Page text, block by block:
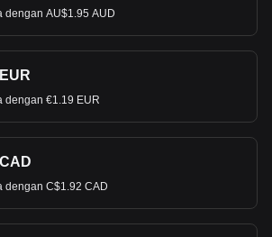
dengan AU$1.95 AUD
dengan €1.19 EUR
dengan C$1.92 CAD